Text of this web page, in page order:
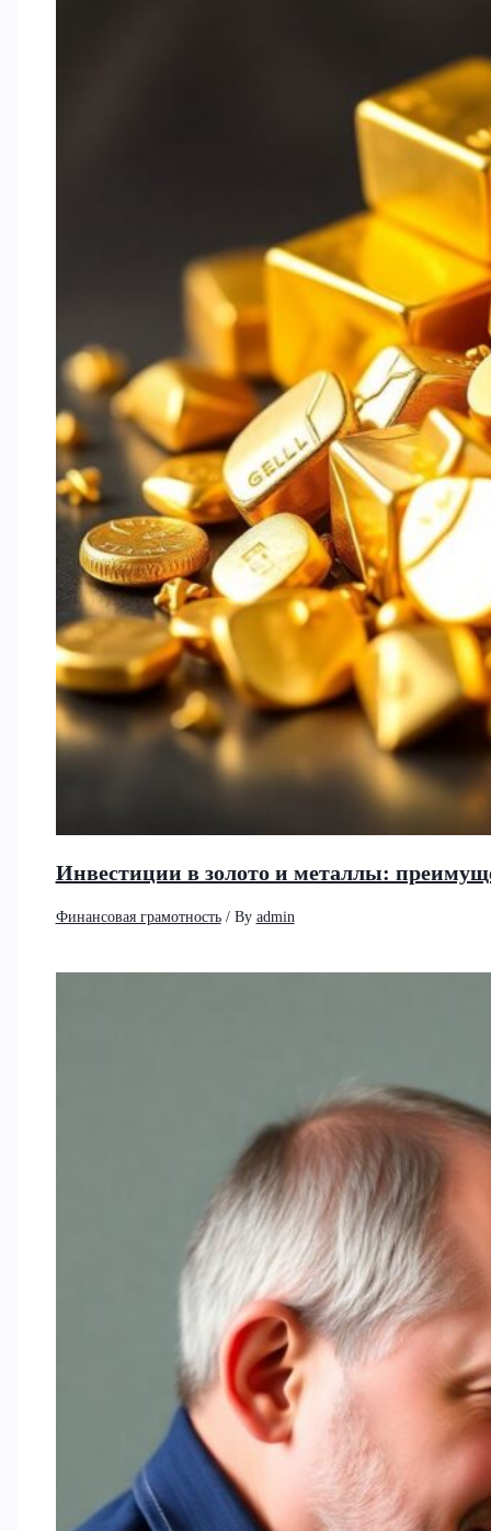
Инвестиции в золото и металлы:
Финансовая грамотность/ By admin